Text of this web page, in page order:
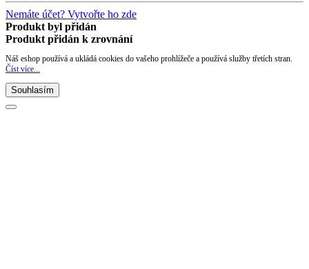
Nemáte účet? Vytvořte ho zde
Produkt byl přidán
Produkt přidán k zrovnání
Náš eshop používá a ukládá cookies do vašeho prohlížeče a používá služby třetích stran.
Číst více...
Souhlasím